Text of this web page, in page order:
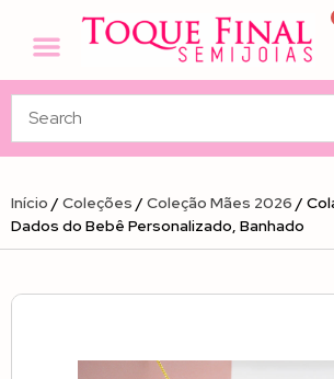
Início /Coleções /Coleção Mães 2026 /
Dados do Bebê Personalizado, Banhado